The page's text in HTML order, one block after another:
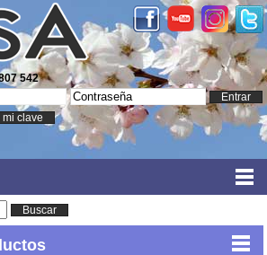
542
Entrar
mi clave
Buscar